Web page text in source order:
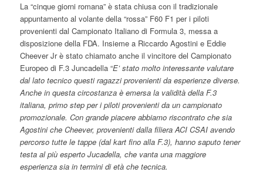
La “cinque giorni romana” è stata chiusa con il tradizionale
appuntamento al volante della “rossa” F60 F1 per i piloti
provenienti dal Campionato Italiano di Formula 3, messa a
disposizione della FDA. Insieme a Riccardo Agostini e Eddie
Cheever Jr è stato chiamato anche il vincitore del Campionato
Europeo di F.3 Juncadella “E’ stato molto interessante valutare
dal lato tecnico questi ragazzi provenienti da esperienze diverse.
Anche in questa circostanza è emersa la validità della F.3
italiana, primo step per i piloti provenienti da un campionato
promozionale. Con grande piacere abbiamo riscontrato che sia
Agostini che Cheever, provenienti dalla filiera ACI CSAI avendo
percorso tutte le tappe (dal kart fino alla F.3), hanno saputo tener
testa al più esperto Jucadella, che vanta una maggiore
esperienza sia in termini di età che tecnica.